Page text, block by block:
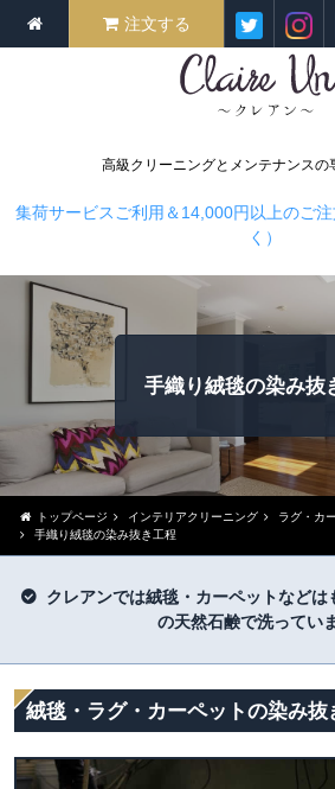
高級クリーニングとメンテナンスの
注文する
集荷サービスご利用＆14,000円以上のご
く）
手織り絨毯の染み抜
トップページ インテリアクリーニング
ラグ・カ
手織り絨毯の染み抜き工程
クレアンでは絨毯・カーペットなど
の天然石鹸で洗ってい
絨毯・ラグ・カーペットの染み抜